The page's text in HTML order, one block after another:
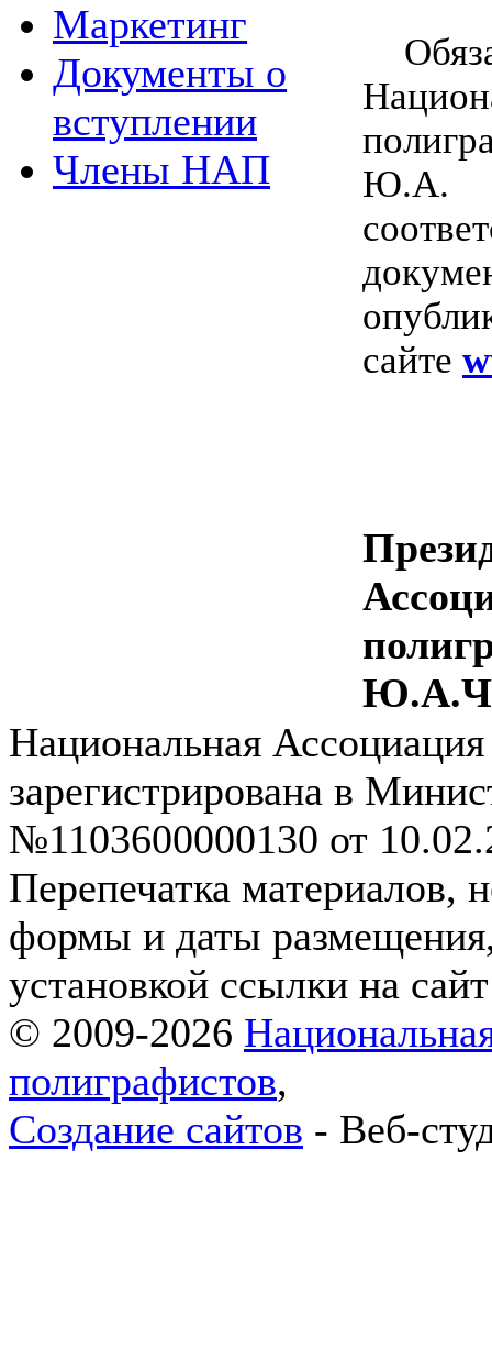
Маркетинг
Документы о
вступлении
Члены НАП
сайте
Национальная
зарегистрирована в
№1103600000130 от
Перепечатка материалов,
формы и даты
установкой ссылки на
© 2009-2026
полиграфистов,
Создание сайтов - Веб-